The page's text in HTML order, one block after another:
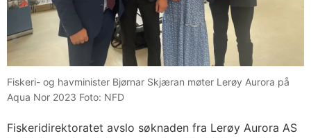
Fiskeri- og havminister Bjørnar Skjæran møter Lerøy Aurora på
Aqua Nor 2023 Foto: NFD
Fiskeridirektoratet avslo søknaden fra Lerøy Aurora AS